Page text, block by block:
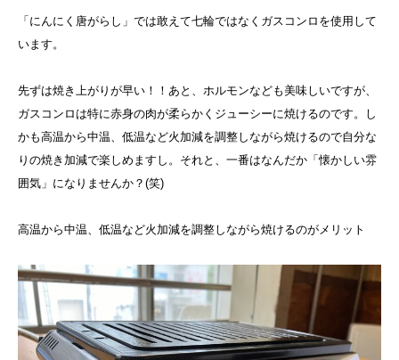
「にんにく唐がらし」では敢えて七輪ではなくガスコンロを使用して
います。
先ずは焼き上がりが早い！！あと、ホルモンなども美味しいですが、
ガスコンロは特に赤身の肉が柔らかくジューシーに焼けるのです。し
かも高温から中温、低温など火加減を調整しながら焼けるので自分な
りの焼き加減で楽しめますし。それと、一番はなんだか「懐かしい雰
囲気」になりませんか？(笑)
高温から中温、低温など火加減を調整しながら焼けるのがメリット